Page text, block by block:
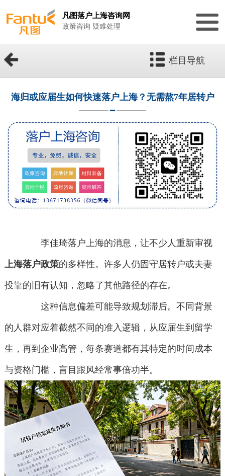
凡图落户上海咨询网
政策咨询 疑难处理
栏目导航
海归或应届生如何快速落户上海？无需熬7年居转户
李佳琦落户上海的消息，让不少人重新审视
上海落户政策的多样性。许多人仍固守居转户或夫妻
投靠的旧有认知，忽略了其他路径的存在。
这种信息偏差可能导致规划滞后。不同背景
的人群对应着截然不同的准入逻辑，从应届生到留学
生，再到企业高管，每条赛道都有其特定的时间成本
与资格门槛，盲目跟风经常事倍功半。